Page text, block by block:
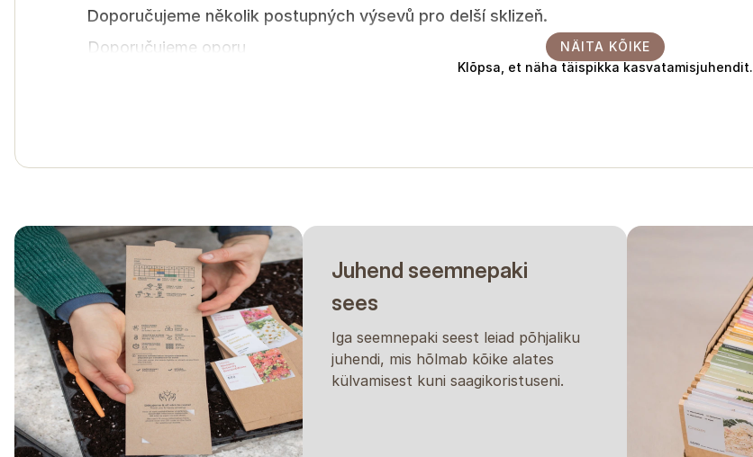
Doporučujeme několik postupných výsevů pro delší sklizeň.
Doporučujeme oporu
NÄITA KÕIKE
Klõpsa, et näha täispikka kasvatamisjuhendit.
Juhend seemnepaki
sees
Iga seemnepaki seest leiad põhjaliku
juhendi, mis hõlmab kõike alates
külvamisest kuni saagikoristuseni.